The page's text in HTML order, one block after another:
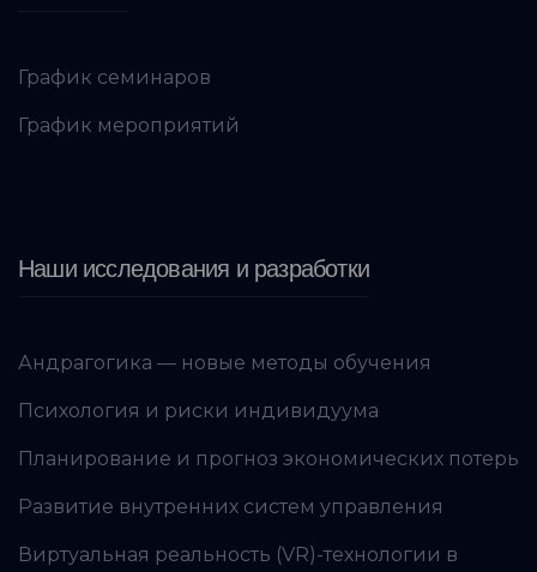
График семинаров
График мероприятий
Наши исследования и разработки
Андрагогика — новые методы обучения
Психология и риски индивидуума
Планирование и прогноз экономических потерь
Развитие внутренних систем управления
Виртуальная реальность (VR)-технологии в